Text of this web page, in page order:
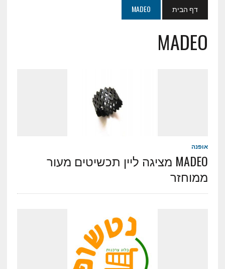
דף הבית MADEO
MADEO
אופנה
MADEO מציגה ליין תכשיטים מעור
ממוחזר